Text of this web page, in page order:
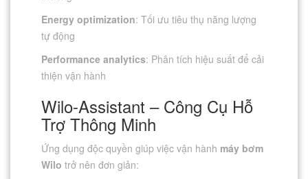
Energy optimization: Tối ưu tiêu thụ năng lượng
tự động
Performance analytics: Phân tích hiệu suất để cải
thiện vận hành
Wilo-Assistant – Công Cụ Hỗ
Trợ Thông Minh
Ứng dụng độc quyền giúp việc vận hành máy bơm
Wilo trở nên đơn giản: